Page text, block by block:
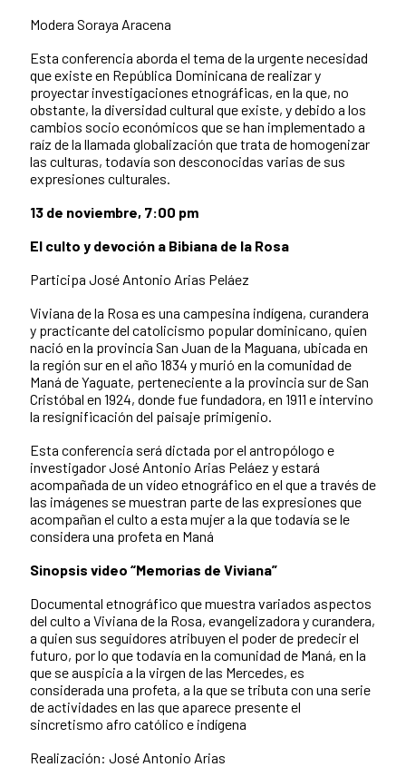
Modera Soraya Aracena
Esta conferencia aborda el tema de la urgente necesidad
que existe en República Dominicana de realizar y
proyectar investigaciones etnográficas, en la que, no
obstante, la diversidad cultural que existe, y debido a los
cambios socio económicos que se han implementado a
raíz de la llamada globalización que trata de homogenizar
las culturas, todavía son desconocidas varias de sus
expresiones culturales.
13 de noviembre, 7:00 pm
El culto y devoción a Bibiana de la Rosa
Participa José Antonio Arias Peláez
Viviana de la Rosa es una campesina indígena, curandera
y practicante del catolicismo popular dominicano, quien
nació en la provincia San Juan de la Maguana, ubicada en
la región sur en el año 1834 y murió en la comunidad de
Maná de Yaguate, perteneciente a la provincia sur de San
Cristóbal en 1924, donde fue fundadora, en 1911 e intervino
la resignificación del paisaje primigenio.
Esta conferencia será dictada por el antropólogo e
investigador José Antonio Arias Peláez y estará
acompañada de un vídeo etnográfico en el que a través de
las imágenes se muestran parte de las expresiones que
acompañan el culto a esta mujer a la que todavía se le
considera una profeta en Maná
Sinopsis video “Memorias de Viviana”
Documental etnográfico que muestra variados aspectos
del culto a Viviana de la Rosa, evangelizadora y curandera,
a quien sus seguidores atribuyen el poder de predecir el
futuro, por lo que todavía en la comunidad de Maná, en la
que se auspicia a la virgen de las Mercedes, es
considerada una profeta, a la que se tributa con una serie
de actividades en las que aparece presente el
sincretismo afro católico e indígena
Realización: José Antonio Arias